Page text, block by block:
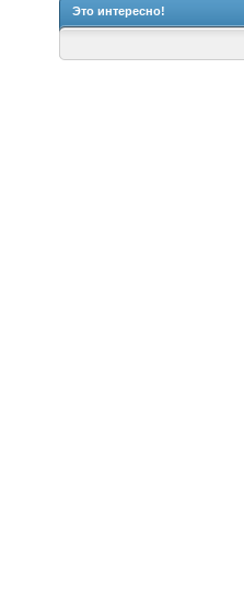
Это интересно!